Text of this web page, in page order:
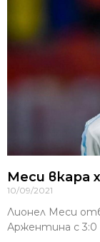
Меси вкара
10/09/2021
Лионел Меси
Аржентина с 3:0